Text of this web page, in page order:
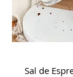
Sal de